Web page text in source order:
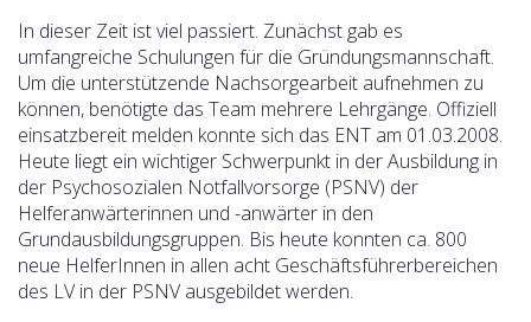
In dieser Zeit ist viel passiert. Zunächst gab es
umfangreiche Schulungen für die Gründungsmannschaft.
Um die unterstützende Nachsorgearbeit aufnehmen zu
können, benötigte das Team mehrere Lehrgänge. Offiziell
einsatzbereit melden konnte sich das ENT am 01.03.2008.
Heute liegt ein wichtiger Schwerpunkt in der Ausbildung in
der Psychosozialen Notfallvorsorge (PSNV) der
Helferanwärterinnen und -anwärter in den
Grundausbildungsgruppen. Bis heute konnten ca. 800
neue HelferInnen in allen acht Geschäftsführerbereichen
des LV in der PSNV ausgebildet werden.